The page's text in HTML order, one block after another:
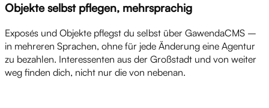
Objekte selbst pflegen, mehrsprachig
Exposés und Objekte pflegst du selbst über GawendaCMS –
in mehreren Sprachen, ohne für jede Änderung eine Agentur
zu bezahlen. Interessenten aus der Großstadt und von weiter
weg finden dich, nicht nur die von nebenan.